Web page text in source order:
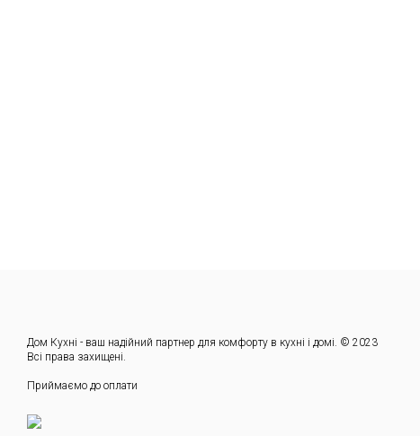
Дом Кухні - ваш надійний партнер для комфорту в кухні і домі. © 2023
Всі права захищені.
Приймаємо до оплати